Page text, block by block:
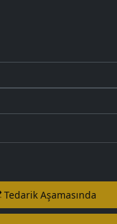
Tedarik Aşamasında